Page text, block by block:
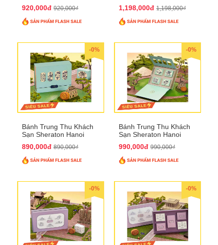
QTTT26
920,000đ 920,000₫
QTTT27
1,198,000đ 1,198,000₫
-0%
Bánh Trung Thu Khách
Sạn Sheraton Hanoi
890,000đ 890,000₫
-0%
Bánh Trung Thu Khách
Sạn Sheraton Hanoi
990,000đ 990,000₫
-0% -0%